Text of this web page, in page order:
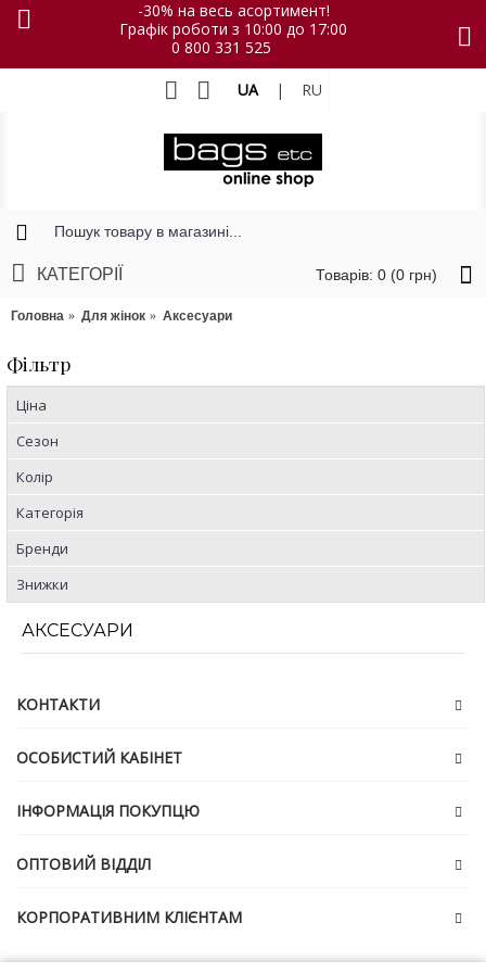
-30% на весь асортимент!
Графік роботи з 10:00 до 17:00
0 800 331 525
UA | RU
Товарів: 0 (0 грн)
КАТЕГОРІЇ
Головна Для жінок Аксесуари
Фільтр
Ціна
Сезон
Колір
Категорія
Бренди
Знижки
АКСЕСУАРИ
КОНТАКТИ
ОСОБИСТИЙ КАБІНЕТ
ІНФОРМАЦІЯ ПОКУПЦЮ
ОПТОВИЙ ВІДДІЛ
КОРПОРАТИВНИМ КЛІЄНТАМ